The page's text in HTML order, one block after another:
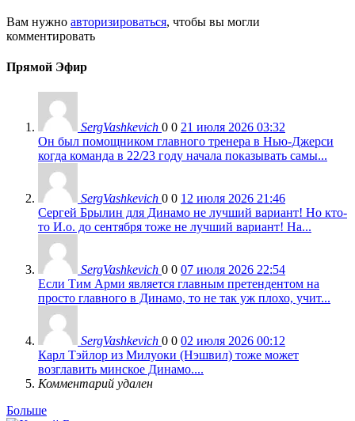
Вам нужно авторизироваться, чтобы вы могли
комментировать
Прямой Эфир
SergVashkevich 0 0 21 июля 2026 03:32
Он был помощником главного тренера в Нью-Джерси
когда команда в 22/23 году начала показывать самы...
SergVashkevich 0 0 12 июля 2026 21:46
Сергей Брылин для Динамо не лучший вариант! Но кто-
то И.о. до сентября тоже не лучший вариант! На...
SergVashkevich 0 0 07 июля 2026 22:54
Если Тим Арми является главным претендентом на
просто главного в Динамо, то не так уж плохо, учит...
SergVashkevich 0 0 02 июля 2026 00:12
Карл Тэйлор из Милуоки (Нэшвил) тоже может
возглавить минское Динамо....
Комментарий удален
Больше